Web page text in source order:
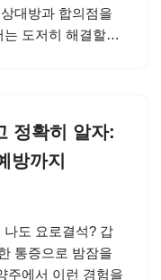
대방과 합의점을
는 도저히 해결할…
정확히 알자:
방까지
도 요로결석? 갑
통증으로 밤잠을
주에서 이런 경험을